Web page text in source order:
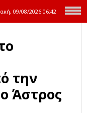
09/08/2026 06:42
την
Άστρος